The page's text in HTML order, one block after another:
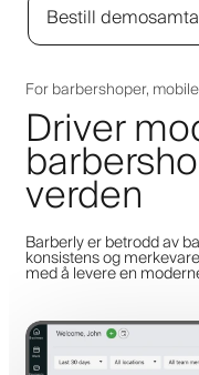
Bestill
For barbershoper,
Driver
verden
Barberly er betrodd av
konsistens og
med å levere en